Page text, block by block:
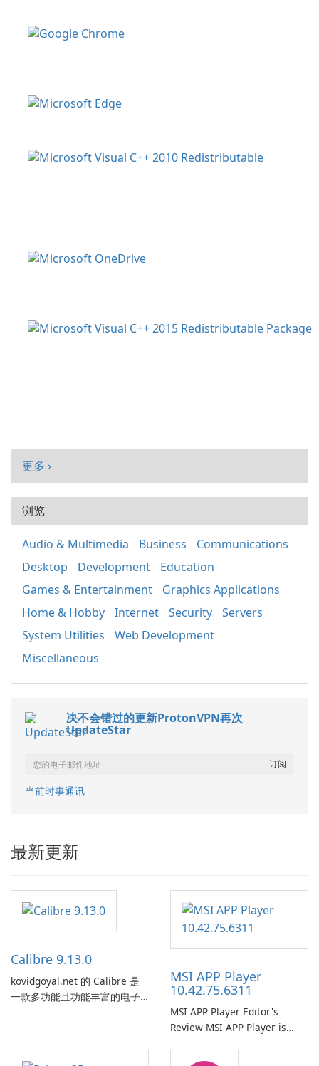
更多 ›
浏览
Audio & Multimedia Business
Communications
Desktop
Development
Education
Games & Entertainment
Graphics Applications
Home & Hobby
Internet Security
Servers
System Utilities
Web Development
Miscellaneous
决不会错过的更新ProtonVPN再次
UpdateStar
当前时事通讯
最新更新
Calibre 9.13.0
kovidgoyal.net 的 Calibre 是
一款多功能且功能丰富的电子
供了一个全面的解决方案，用
MSI APP Player
10.42.75.6311
MSI APP Player Editor's
Review MSI APP Player is
emulator built atop the